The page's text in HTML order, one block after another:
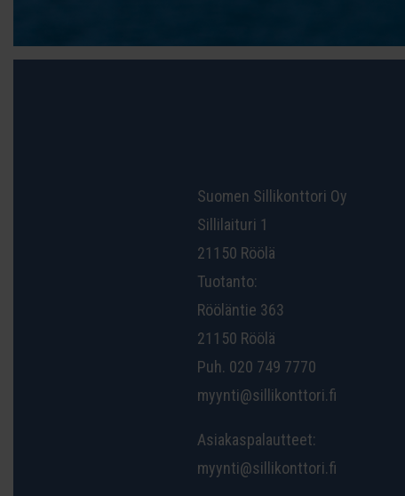
Suomen Sillikonttori Oy
Sillilaituri 1
21150 Röölä
Tuotanto:
Rööläntie 363
21150 Röölä
Puh. 020 749 7770
myynti@sillikonttori.fi
Asiakaspalautteet:
myynti@sillikonttori.fi